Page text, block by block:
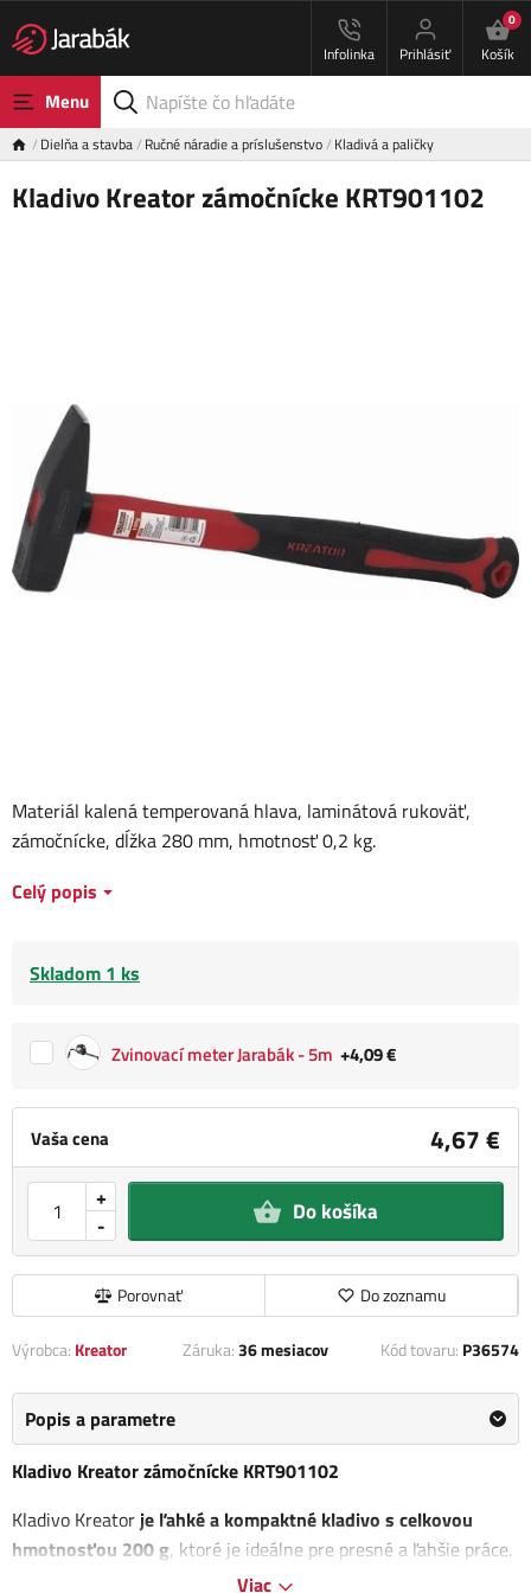
Infolinka Prihlásiť
0
Košík
Menu
Dielňa a stavba Ručné náradie a príslušenstvo Kladivá a paličky
Kladivo Kreator zámočnícke KRT901102
Vaša cena 4,67 €
-
+ Do košíka
Porovnať Do zoznamu
Materiál kalená temperovaná hlava, laminátová rukoväť,
zámočnícke, dĺžka 280 mm, hmotnosť 0,2 kg.
Celý popis
Skladom 1 ks
Zvinovací meter Jarabák - 5m +4,09 €
Výrobca: Kreator Záruka:36 mesiacov Kód tovaru: P36574
Popis a parametre
Kladivo Kreator zámočnícke KRT901102
Kladivo Kreator je ľahké a kompaktné kladivo s celkovou
hmotnosťou 200 g, ktoré je ideálne pre presné a ľahšie práce.
Svojou konštrukciou a spracovaním predstavuje moderný
Viac